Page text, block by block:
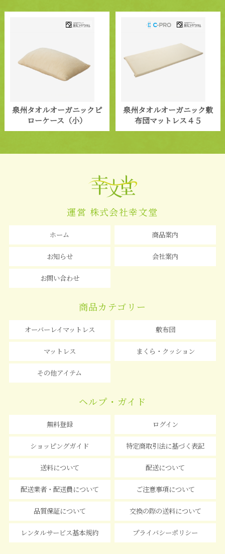
泉州タオルオーガニックピ
ローケース（小）
泉州タオルオーガニック敷
布団マットレス４５
運営 株式会社幸文堂
ホーム 商品案内
お知らせ 会社案内
お問い合わせ
商品カテゴリー
オーバーレイマットレス 敷布団
マットレス まくら・クッション
その他アイテム
ヘルプ・ガイド
無料登録 ログイン
ショッピングガイド 特定商取引法に基づく表記
送料について 配送について
配送業者・配送員について ご注意事項について
品質保証について 交換の際の送料について
レンタルサービス基本規約 プライバシーポリシー